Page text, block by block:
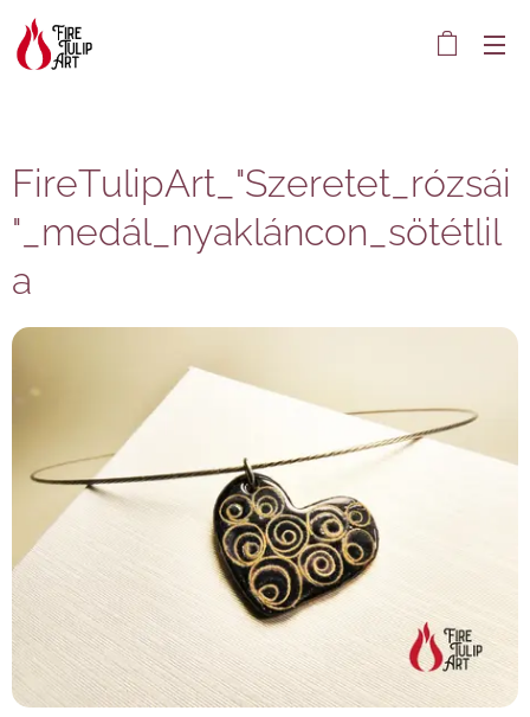
FireTulipArt_"Szeretet_rózsái
"_medál_nyakláncon_sötétlil
a